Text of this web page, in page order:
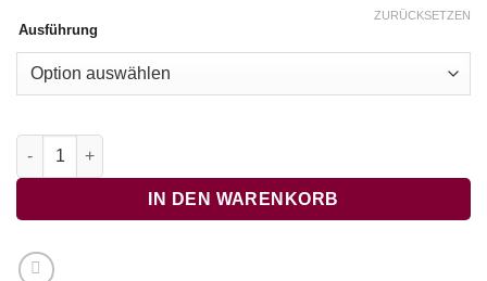
Ausführung
ZURÜCKSETZEN
O Tannenbaum - OHNE BEGLEITTÖNE Menge
IN DEN WARENKORB